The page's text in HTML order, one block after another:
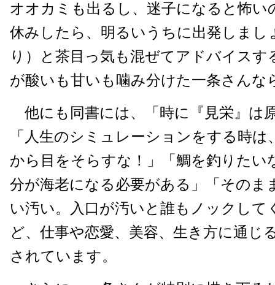
オオカミも出るし、迷子になると怖い
休みしたら、明るいうちに出発しまし
り）と茶目っ気も混ぜてアドバイスす
が酸いも甘いも噛み分けた一条さんな
他にも同書には、「時に『見栄』は
「人生のシミュレーションをする時は
から目をそらすな！」「鯛を釣りたい
分が海老になる必要がある」「そのま
い汚い。入口が汚いと誰もノックして
ど、仕事や恋愛、美容、生き方に通じ
されています。